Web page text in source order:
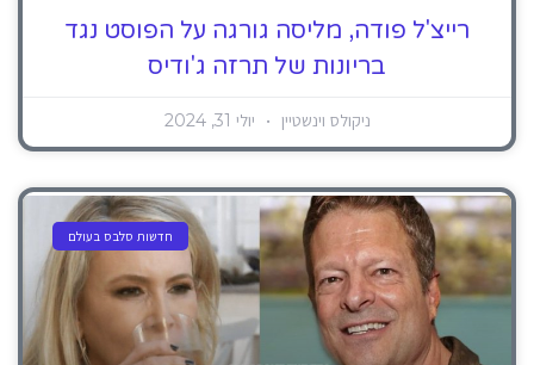
רייצ'ל פודה, מליסה גורגה על הפוסט נגד
בריונות של תרזה ג'ודיס
ניקולס וינשטיין יולי 31, 2024
חדשות סלבס בעולם